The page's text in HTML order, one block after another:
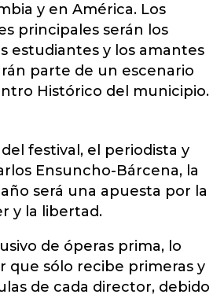
y en América. Los
principales serán los
estudiantes y los amantes
parte de un escenario
Histórico del municipio.
festival, el periodista y
Ensuncho-Bárcena, la
será una apuesta por la
y la libertad.
de óperas prima, lo
que sólo recibe primeras y
de cada director, debido